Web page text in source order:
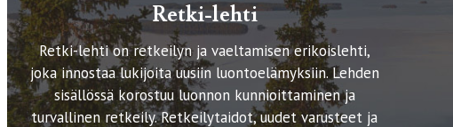
Retki-lehti
Retki-lehti on retkeilyn ja vaeltamisen erikoislehti,
joka innostaa lukijoita uusiin luontoelämyksiin. Lehden
sisällössä korostuu luonnon kunnioittaminen ja
turvallinen retkeily. Retkeilytaidot, uudet varusteet ja